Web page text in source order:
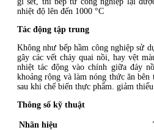
nhiệt độ lên đến 1000 °C
Tác động tập trung
Không như bếp hầm công nghiệp sử
gây các vết cháy quai nồi, hay vệt
nhiệt tác động vào chính giữa đáy
khoảng rộng và làm nóng thức ăn
sau khi chế biến thực phẩm. giảm
Thông số kỹ thuật
Nhãn hiệu